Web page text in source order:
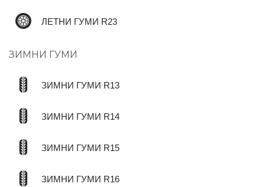
ЛЕТНИ ГУМИ R23
ЗИМНИ ГУМИ
ЗИМНИ ГУМИ R13
ЗИМНИ ГУМИ R14
ЗИМНИ ГУМИ R15
ЗИМНИ ГУМИ R16